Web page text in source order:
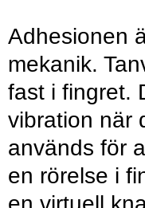
Adhesionen
mekanik.
fast i fingret.
vibration när
används för
en rörelse i